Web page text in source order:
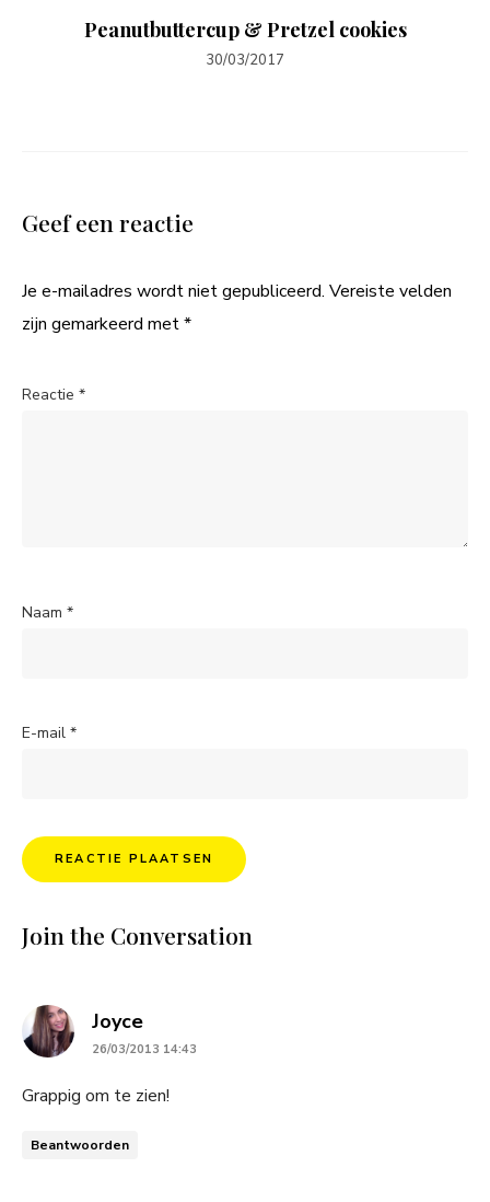
Peanutbuttercup & Pretzel cookies
30/03/2017
Geef een reactie
Je e-mailadres wordt niet gepubliceerd. Vereiste velden
zijn gemarkeerd met*
Reactie *
Naam *
E-mail *
Join the Conversation
Joycesays:
26/03/2013 14:43
Grappig om te zien!
Beantwoorden